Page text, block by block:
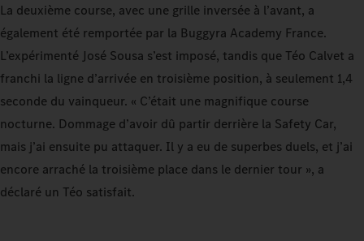
La deuxième course, avec une grille inversée à l’avant, a
également été remportée par la Buggyra Academy France.
L’expérimenté José Sousa s’est imposé, tandis que Téo Calvet a
franchi la ligne d’arrivée en troisième position, à seulement 1,4
seconde du vainqueur. « C’était une magnifique course
nocturne. Dommage d’avoir dû partir derrière la Safety Car,
mais j’ai ensuite pu attaquer. Il y a eu de superbes duels, et j’ai
encore arraché la troisième place dans le dernier tour », a
déclaré un Téo satisfait.